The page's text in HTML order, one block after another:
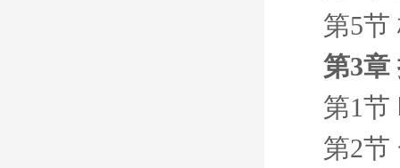
第5节
第3章
第1节
第2节